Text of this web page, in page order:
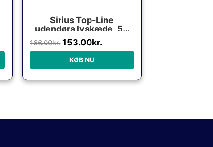
Sirius Top-Line
udendørs lyskæde, 50
farvede lys, 5 meter,
startsæt
166.00kr. 153.00kr.
KØB NU